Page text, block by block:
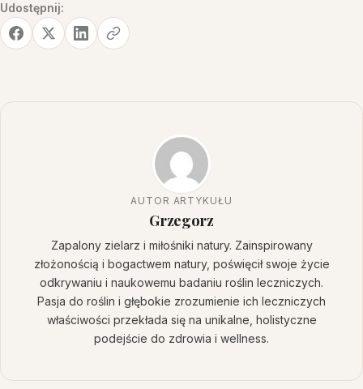
Udostępnij:
AUTOR ARTYKUŁU
Grzegorz
Zapalony zielarz i miłośniki natury. Zainspirowany
złożonością i bogactwem natury, poświęcił swoje życie
odkrywaniu i naukowemu badaniu roślin leczniczych.
Pasja do roślin i głębokie zrozumienie ich leczniczych
właściwości przekłada się na unikalne, holistyczne
podejście do zdrowia i wellness.